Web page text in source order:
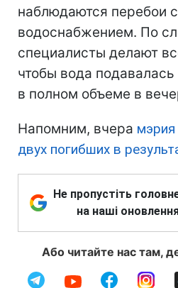
наблюдаются перебои с
водоснабжением. По
специалисты делают
чтобы вода
в полном объеме в
Напомним, вчера
двух погибших в
Не пропустіть
на наші
Або читайте нас там,